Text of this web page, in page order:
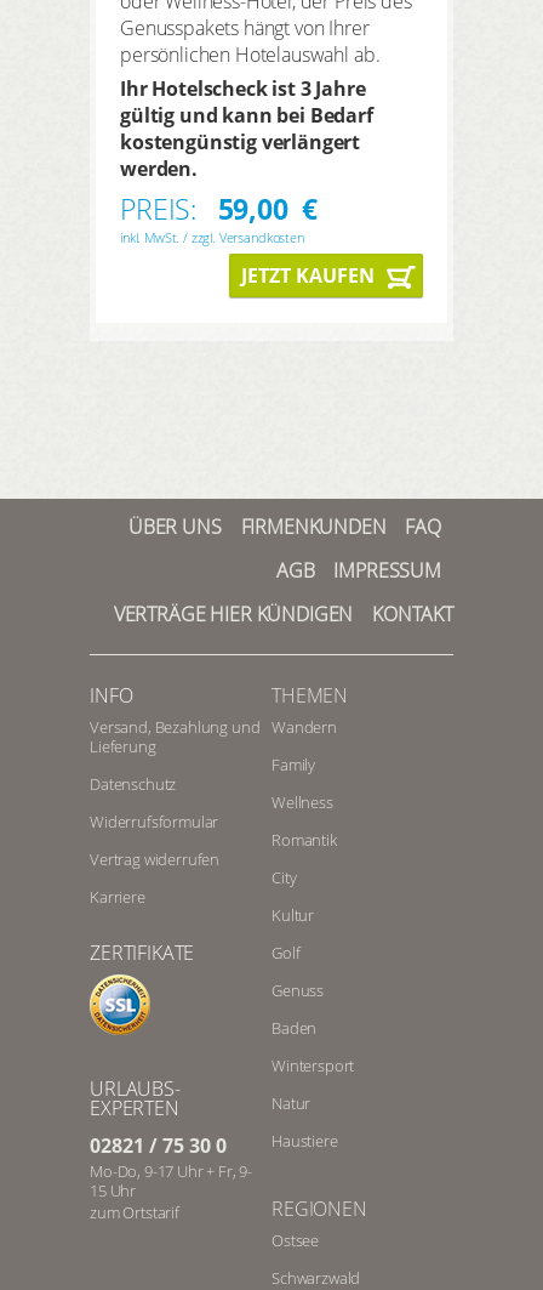
Genusspakets hängt von Ihrer
persönlichen Hotelauswahl ab.
Ihr Hotelscheck ist 3 Jahre
gültig und kann bei Bedarf
kostengünstig verlängert
werden.
PREIS: 59,00 €
inkl. MwSt. / zzgl. Versandkosten
JETZT KAUFEN
ÜBER UNS FIRMENKUNDEN
FAQ
AGB
IMPRESSUM
VERTRÄGE HIER KÜNDIGEN
KONTAKT
INFO
Versand, Bezahlung und
Lieferung
Datenschutz
Widerrufsformular
Vertrag widerrufen
Karriere
ZERTIFIKATE
URLAUBS-
EXPERTEN
02821 / 75 30 0
Mo-Do, 9-17 Uhr + Fr, 9-
15 Uhr
zum Ortstarif
THEMEN
Wandern
Family
Wellness
Romantik
City
Kultur
Golf
Genuss
Baden
Wintersport
Natur
Haustiere
REGIONEN
Ostsee
Schwarzwald